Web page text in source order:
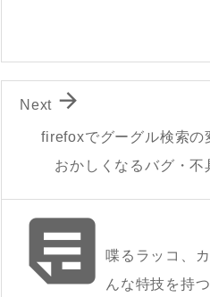
firefoxでグーグル検索の
おかしくなるバグ・不

Next
喋るラッコ、
んな特技を持